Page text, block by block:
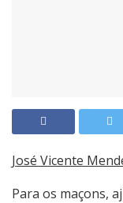
José Vicente
Para os maçons,